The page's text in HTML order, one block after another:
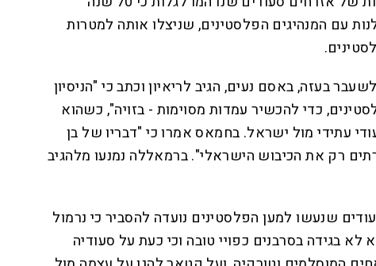
עם המנהיגים הפלסטינים, שניצלו אותה למטרות
בעזה, באסם נעים, הגיב לריאיון וכתב כי "הניסיון
כדי להכשיר עמדות מסוימות - בזויה", כשהוא
עתידי מול ישראל. בחמאס אמרו כי "דבריו של בן
רק את הכיבוש הישראלי". ברמאללה נמנעו מלהגיב
שנעשו למען הפלסטינים נועדה להסביר כי נרמול
בגידה בסרבנים כפויי טובה וכי כעת על סעודיה